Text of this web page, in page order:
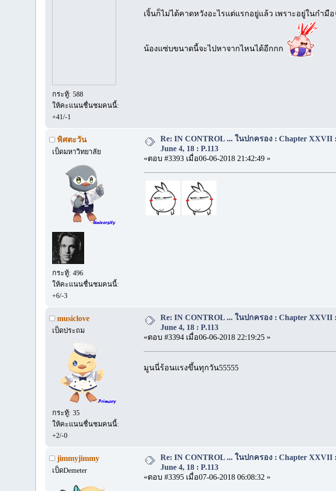
กระทู้: 588
ให้คะแนนชื่นชมคนนี้:
+41/-1
เจิ้นก็ไม่ได้คาดหวังอะไรแต่แรกอยู่แล้ว เพราะอยู่ในกำมื
น้องแซ่บขนาดนี้จะไปหาจากไหนได้อีกกก
พิศตะวัน
เป็ดมหาวิทยาลัย
กระทู้: 496
ให้คะแนนชื่นชมคนนี้:
+6/-3
Re: IN CONTROL ... ในปกครอง : Chapter XXVII
June 4, 18 : P.113
«ตอบ #3393 เมื่อ06-06-2018 21:42:49 »
musiclove
เป็ดประถม
กระทู้: 35
ให้คะแนนชื่นชมคนนี้:
+2/-0
Re: IN CONTROL ... ในปกครอง : Chapter XXVII
June 4, 18 : P.113
«ตอบ #3394 เมื่อ06-06-2018 22:19:25 »
มูนนี่ร้อนแรงขึ้นทุกวัน55555
jimmyjimmy
เป็ดDemeter
Re: IN CONTROL ... ในปกครอง : Chapter XXVII
June 4, 18 : P.113
«ตอบ #3395 เมื่อ07-06-2018 06:08:32 »